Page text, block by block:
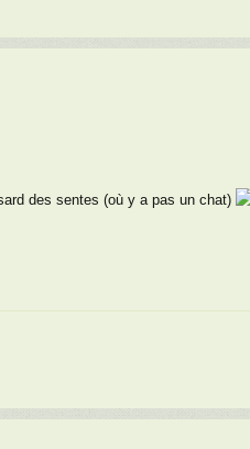
des sentes (où y a pas un chat)